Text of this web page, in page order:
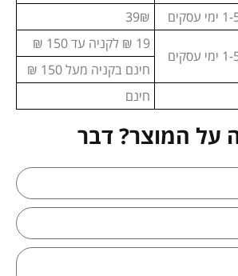
עסקים 39₪
עסקים
19 ₪ לקניה עד 150 ₪
חינם בקניה מעל 150 ₪
חינם
על המוצר? דבר